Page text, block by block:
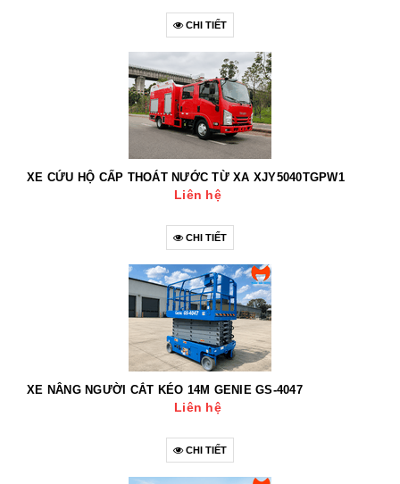
CHI TIẾT
XE CỨU HỘ CẤP THOÁT NƯỚC TỪ XA XJY5040TGPW1
Liên hệ
CHI TIẾT
XE NÂNG NGƯỜI CẮT KÉO 14M GENIE GS-4047
Liên hệ
CHI TIẾT